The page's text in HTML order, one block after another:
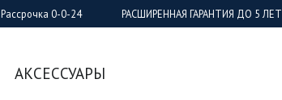
Рассрочка 0-0-24 РАСШИРЕННАЯ ГАРАНТИЯ ДО 5 ЛЕТ
АКСЕССУАРЫ